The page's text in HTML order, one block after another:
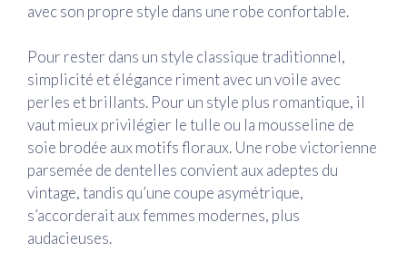
avec son propre style dans une robe confortable.
Pour rester dans un style classique traditionnel,
simplicité et élégance riment avec un voile avec
perles et brillants. Pour un style plus romantique, il
vaut mieux privilégier le tulle ou la mousseline de
soie brodée aux motifs floraux. Une robe victorienne
parsemée de dentelles convient aux adeptes du
vintage, tandis qu’une coupe asymétrique,
s’accorderait aux femmes modernes, plus
audacieuses.